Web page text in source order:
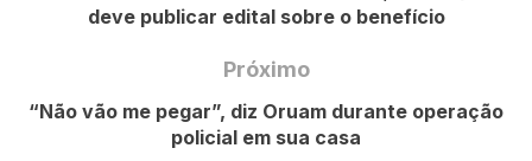
deve publicar edital sobre o benefício
Próximo
“Não vão me pegar”, diz Oruam durante operação
policial em sua casa